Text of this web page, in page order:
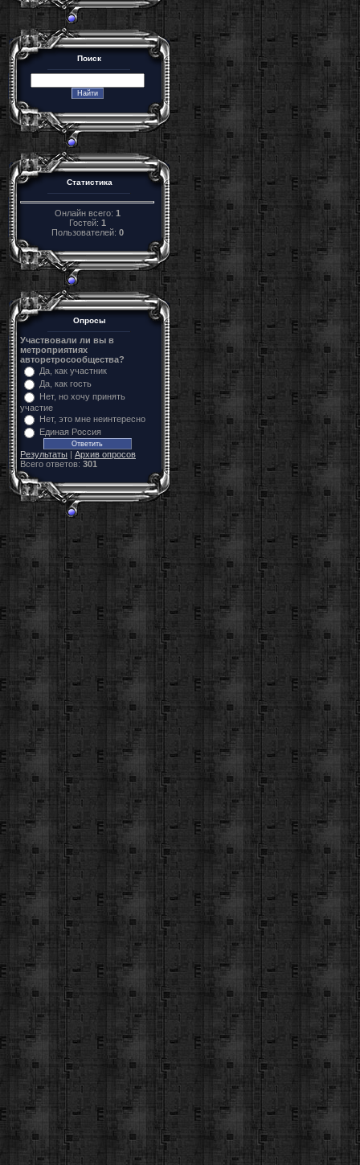
Поиск
Статистика
Онлайн всего: 1
Гостей: 1
Пользователей: 0
Опросы
Участвовали ли вы в
метроприятиях
авторетросообщества?
Да, как участник
Да, как гость
Нет, но хочу принять
участие
Нет, это мне неинтересно
Единая Россия
Результаты | Архив опросов
Всего ответов: 301